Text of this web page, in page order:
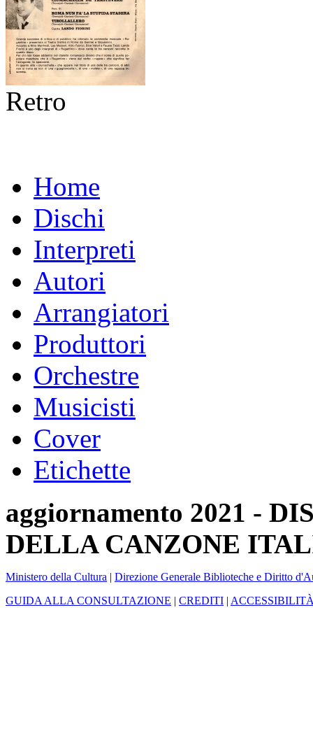
Retro
Home
Dischi
Interpreti
Autori
Arrangiatori
Produttori
Orchestre
Musicisti
Cover
Etichette
aggiornamento 2021 -
DELLA CANZONE
Ministero della Cultura | Direzione Generale Biblioteche e Diritto
GUIDA ALLA CONSULTAZIONE | CREDITI |